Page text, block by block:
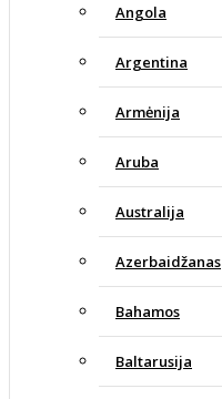
Angola
Argentina
Armėnija
Aruba
Australija
Azerbaidžanas
Bahamos
Baltarusija